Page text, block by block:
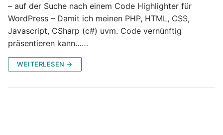
– auf der Suche nach einem Code Highlighter für
WordPress – Damit ich meinen PHP, HTML, CSS,
Javascript, CSharp (c#) uvm. Code vernünftig
präsentieren kann……
WEITERLESEN →